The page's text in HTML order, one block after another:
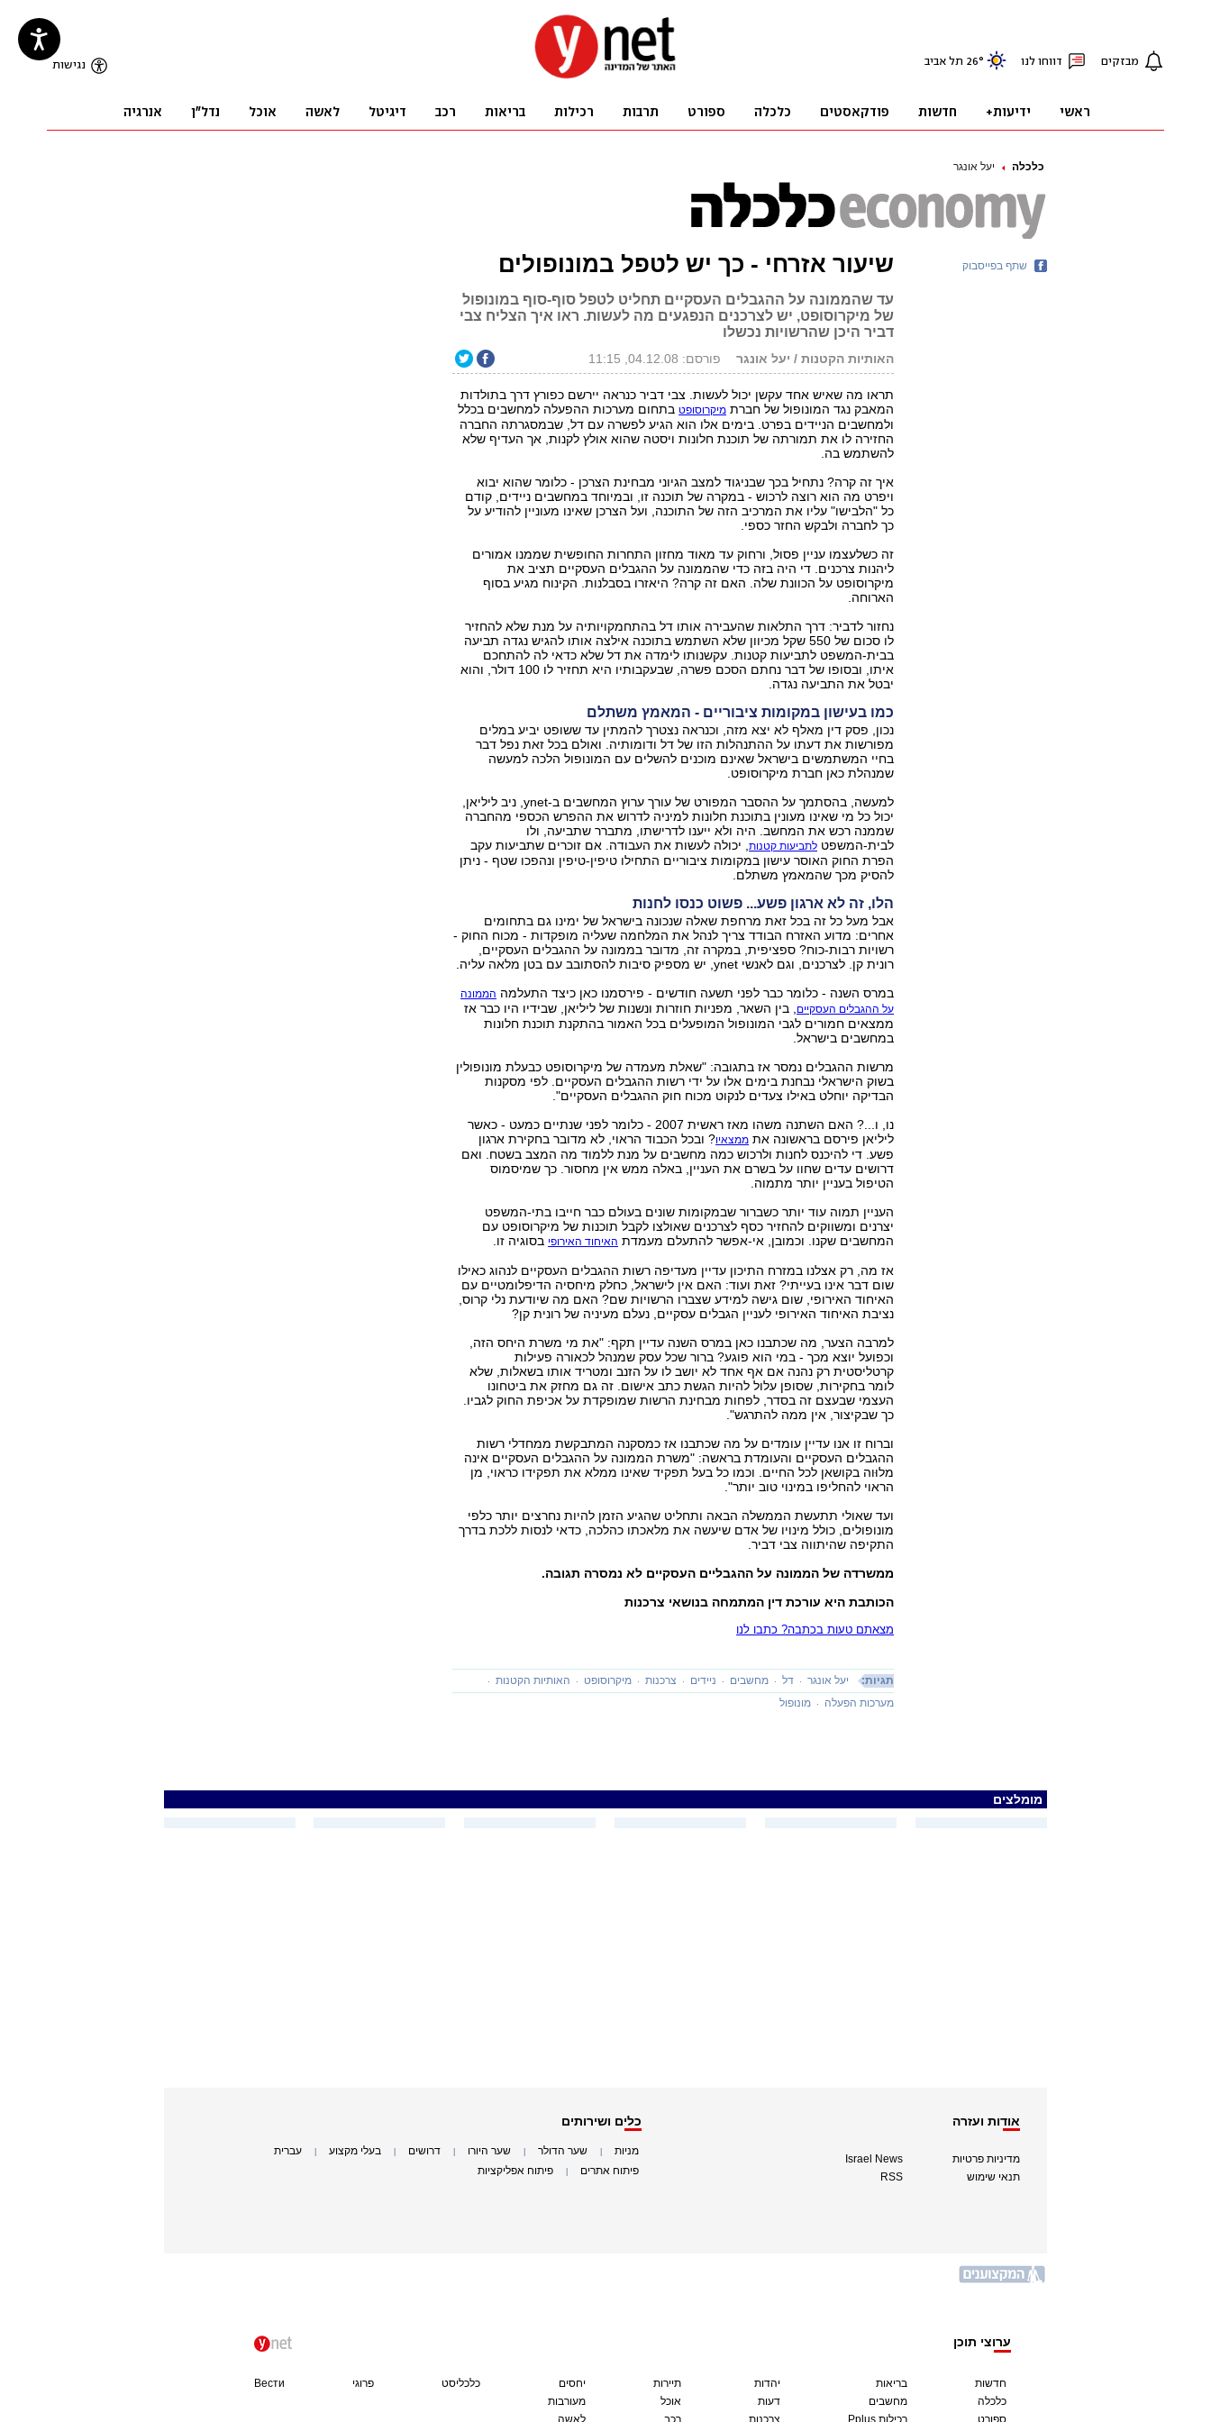
כלכלה יעל אונגר
שיעור אזרחי - כך יש לטפל במונופולים
עד שהממונה על ההגבלים העסקיים תחליט לטפל סוף-סוף במונופול
של מיקרוסופט, יש לצרכנים הנפגעים מה לעשות. ראו איך הצליח צבי
דביר היכן שהרשויות נכשלו
האותיות הקטנות / יעל אונגר פורסם: 04.12.08, 11:15
תראו מה שאיש אחד עקשן יכול לעשות. צבי דביר כנראה יירשם כפורץ דרך בתולדות
המאבק נגד המונופול של חברת מיקרוסופט בתחום מערכות ההפעלה למחשבים בכלל
ולמחשבים הניידים בפרט. בימים אלו הוא הגיע לפשרה עם דל, שבמסגרתה החברה
החזירה לו את תמורתה של תוכנת חלונות ויסטה שהוא אולץ לקנות, אך העדיף שלא
להשתמש בה.
איך זה קרה? נתחיל בכך שבניגוד למצב הגיוני מבחינת הצרכן - כלומר שהוא יבוא
ויפרט מה הוא רוצה לרכוש - במקרה של תוכנה זו, ובמיוחד במחשבים ניידים, קודם
כל "הלבישו" עליו את המרכיב הזה של התוכנה, ועל הצרכן שאינו מעוניין להודיע על
כך לחברה ולבקש החזר כספי.
זה כשלעצמו עניין פסול, ורחוק עד מאוד מחזון התחרות החופשית שממנו אמורים
ליהנות צרכנים. די היה בזה כדי שהממונה על ההגבלים העסקיים תציב את
מיקרוסופט על הכוונת שלה. האם זה קרה? היאזרו בסבלנות. הקינוח מגיע בסוף
הארוחה.
נחזור לדביר: דרך התלאות שהעבירה אותו דל בהתחמקויותיה על מנת שלא להחזיר
לו סכום של 550 שקל מכיוון שלא השתמש בתוכנה אילצה אותו להגיש נגדה תביעה
בבית-המשפט לתביעות קטנות. עקשנותו לימדה את דל שלא כדאי לה להתחכם
איתו, ובסופו של דבר נחתם הסכם פשרה, שבעקבותיו היא תחזיר לו 100 דולר, והוא
יבטל את התביעה נגדה.
כמו בעישון במקומות ציבוריים - המאמץ משתלם
נכון, פסק דין מאלף לא יצא מזה, וכנראה נצטרך להמתין עד ששופט יביע במלים
מפורשות את דעתו על ההתנהלות הזו של דל ודומותיה. ואולם בכל זאת נפל דבר
בחיי המשתמשים בישראל שאינם מוכנים להשלים עם המונופול הלכה למעשה
שמנהלת כאן חברת מיקרוסופט.
למעשה, בהסתמך על ההסבר המפורט של עורך ערוץ המחשבים ב-ynet, ניב ליליאן,
יכול כל מי שאינו מעונין בתוכנת חלונות למיניה לדרוש את ההפרש הכספי מהחברה
שממנה רכש את המחשב. היה ולא ייענו לדרישתו, מתברר שתביעה, ולו
לבית-המשפט לתביעות קטנות, יכולה לעשות את העבודה. אם זוכרים שתביעות עקב
הפרת החוק האוסר עישון במקומות ציבוריים התחילו טיפין-טיפין ונהפכו שטף - ניתן
להסיק מכך שהמאמץ משתלם.
הלו, זה לא ארגון פשע... פשוט כנסו לחנות
אבל מעל כל זה בכל זאת מרחפת שאלה שנכונה בישראל של ימינו גם בתחומים
אחרים: מדוע האזרח הבודד צריך לנהל את המלחמה שעליה מופקדות - מכוח החוק -
רשויות רבות-כוח? ספציפית, במקרה זה, מדובר בממונה על ההגבלים העסקיים,
רונית קן. לצרכנים, וגם לאנשי ynet, יש מספיק סיבות להסתובב עם בטן מלאה עליה.
במרס השנה - כלומר כבר לפני תשעה חודשים - פירסמנו כאן כיצד התעלמה הממונה
על ההגבלים העסקיים, בין השאר, מפניות חוזרות ונשנות של ליליאן, שבידיו היו כבר אז
ממצאים חמורים לגבי המונופול המופעלים בכל האמור בהתקנת תוכנת חלונות
במחשבים בישראל.
מרשות ההגבלים נמסר אז בתגובה: "שאלת מעמדה של מיקרוסופט כבעלת מונופולין
בשוק הישראלי נבחנת בימים אלו על ידי רשות ההגבלים העסקיים. לפי מסקנות
הבדיקה יוחלט באילו צעדים לנקוט מכוח חוק ההגבלים העסקיים".
נו, ו...? האם השתנה משהו מאז ראשית 2007 - כלומר לפני שנתיים כמעט - כאשר
ליליאן פירסם בראשונה את ממצאיו? ובכל הכבוד הראוי, לא מדובר בחקירת ארגון
פשע. די להיכנס לחנות ולרכוש כמה מחשבים על מנת ללמוד מה המצב בשטח. ואם
דרושים עדים שחוו על בשרם את העניין, באלה ממש אין מחסור. כך שמיסמוס
הטיפול בעניין יותר מתמוה.
העניין תמוה עוד יותר כשברור שבמקומות שונים בעולם כבר חייבו בתי-המשפט
יצרנים ומשווקים להחזיר כסף לצרכנים שאולצו לקבל תוכנות של מיקרוסופט עם
המחשבים שקנו. וכמובן, אי-אפשר להתעלם מעמדת האיחוד האירופי בסוגיה זו.
אז מה, רק אצלנו במזרח התיכון עדיין מעדיפה רשות ההגבלים העסקיים לנהוג כאילו
שום דבר אינו בעייתי? זאת ועוד: האם אין לישראל, כחלק מיחסיה הדיפלומטיים עם
האיחוד האירופי, שום גישה למידע שצברו הרשויות שם? האם מה שיודעת נלי קרוס,
נציבת האיחוד האירופי לעניין הגבלים עסקיים, נעלם מעיניה של רונית קן?
למרבה הצער, מה שכתבנו כאן במרס השנה עדיין תקף: "את מי משרת היחס הזה,
וכפועל יוצא מכך - במי הוא פוגע? ברור שכל עסק שמנהל לכאורה פעילות
קרטליסטית רק נהנה אם אף אחד לא יושב לו על הזנב ומטריד אותו בשאלות, שלא
לומר בחקירות, שסופן עלול להיות הגשת כתב אישום. זה גם מחזק את ביטחונו
העצמי שבעצם זה בסדר, לפחות מבחינת הרשות שמופקדת על אכיפת החוק לגביו.
כך שבקיצור, אין ממה להתרגש".
וברוח זו אנו עדיין עומדים על מה שכתבנו אז כמסקנה המתבקשת ממחדלי רשות
ההגבלים העסקיים והעומדת בראשה: "משרת הממונה על ההגבלים העסקיים אינה
מלוּוה בקושאן לכל החיים. וכמו כל בעל תפקיד שאינו ממלא את תפקידו כראוי, מן
הראוי להחליפו במינוי טוב יותר".
ועד שאולי תתעשת הממשלה הבאה ותחליט שהגיע הזמן להיות נחרצים יותר כלפי
מונופולים, כולל מינויו של אדם שיעשה את מלאכתו כהלכה, כדאי לנסות ללכת בדרך
התקיפה שהיתווה צבי דביר.
ממשרדה של הממונה על ההגבליים העסקיים לא נמסרה תגובה.
הכותבת היא עורכת דין המתמחה בנושאי צרכנות
מצאתם טעות בכתבה? כתבו לנו
תגיות: יעל אונגר דל מחשבים ניידים צרכנות מיקרוסופט
האותיות הקטנות
מערכות הפעלה
מונופול
שתף בפייסבוק
מומלצים
אודות ועזרה
מדיניות פרטיות
תנאי שימוש
Israel News
RSS
כלים ושירותים
מניות שער הדולר שער היורו דרושים בעלי מקצוע עברית
פיתוח אתרים פיתוח אפליקציות
ערוצי תוכן
חדשות
כלכלה
בריאות
מחשבים
יהדות
דעות
תיירות
אוכל
יחסים
מעורבות
כלכליסט פרוגי Вести